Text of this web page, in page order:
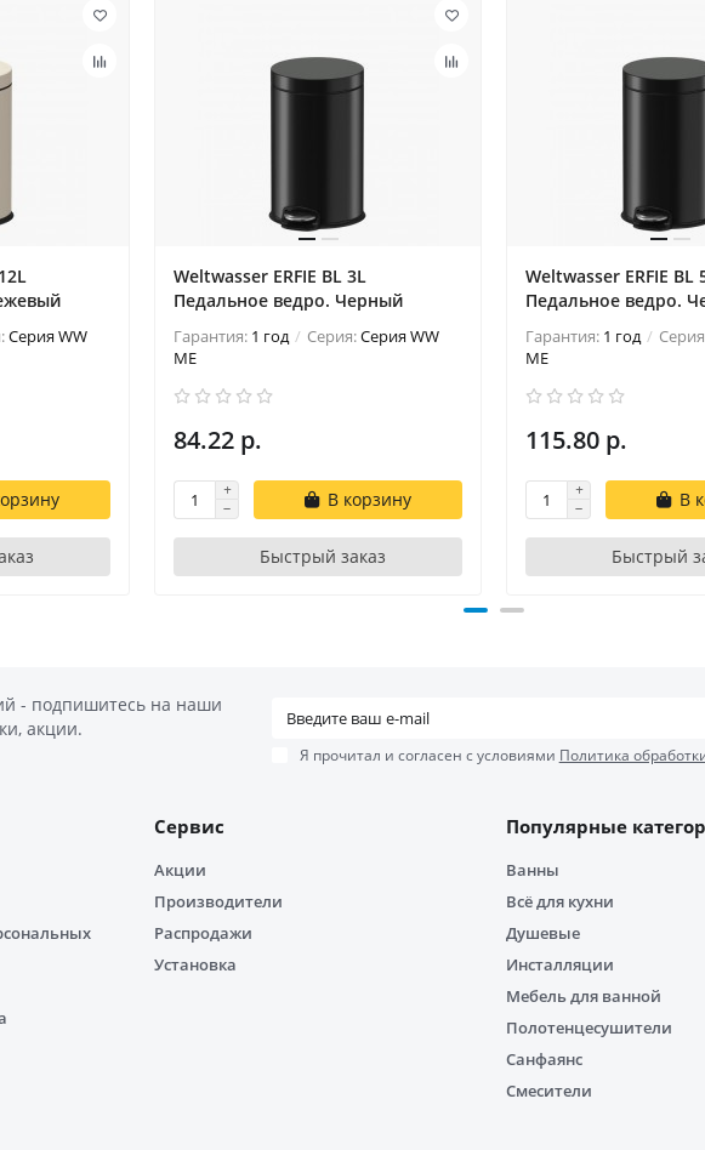
Серия WW
Weltwasser ERFIE BL 3L
Педальное ведро. Черный
Гарантия: 1 год Серия:Серия WW
ME
84.22 р.
В корзину
Быстрый заказ
Weltwasser ERFIE BL
Педальное ведро.
Гарантия: 1 год
ME
115.80 р.
В
Быстрый
- подпишитесь на наши
акции.
Я прочитал и согласен с условиями Политика
Сервис
Акции
Производители
Распродажи
Установка
Популярные
Ванны
Всё для кухни
Душевые
Инсталляции
Мебель для ванной
Полотенцесушители
Санфаянс
Смесители